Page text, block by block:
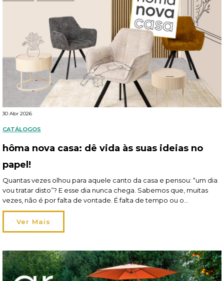
30 Abr 2026
CATÁLOGOS
hôma nova casa: dê vida às suas ideias no
papel!
Quantas vezes olhou para aquele canto da casa e pensou: “um dia
vou tratar disto”? E esse dia nunca chega. Sabemos que, muitas
vezes, não é por falta de vontade. É falta de tempo ou o
orçamento que obriga a dar prioridade a outras coisas. E, assim,
vão ficando para trás pequenos projetos que gostaria […]
Ver Mais